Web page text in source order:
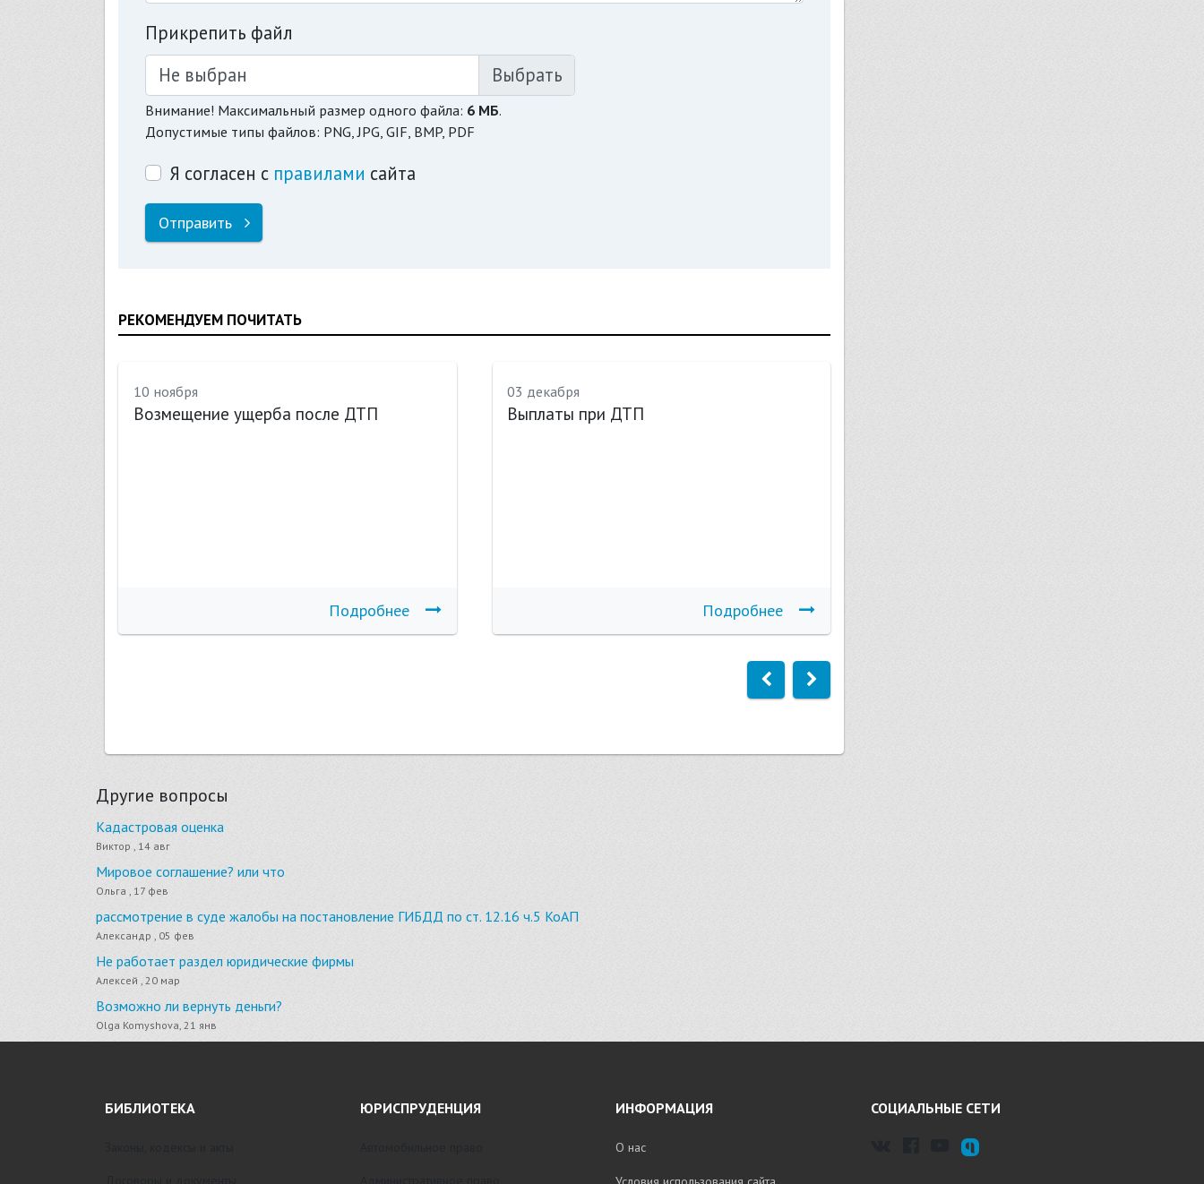
Прикрепить файл
Не выбран
Внимание! Максимальный размер одного файла: 6 МБ.
Допустимые типы файлов: PNG, JPG, GIF, BMP, PDF
Я согласен с правилами сайта
Отправить
РЕКОМЕНДУЕМ ПОЧИТАТЬ
10 ноября
Возмещение ущерба после ДТП
Подробнее
03 декабря
Выплаты при ДТП
Подробнее
Другие вопросы
Кадастровая оценка
Виктор , 14 авг
Мировое соглашение? или что
Ольга , 17 фев
рассмотрение в суде жалобы на постановление ГИБДД по ст. 12.16 ч.5 КоАП
Александр , 05 фев
Не работает раздел юридические фирмы
Алексей , 20 мар
Возможно ли вернуть деньги?
Olga Komyshova, 21 янв
БИБЛИОТЕКА ЮРИСПРУДЕНЦИЯ ИНФОРМАЦИЯ
О нас
СОЦИАЛЬНЫЕ СЕТИ